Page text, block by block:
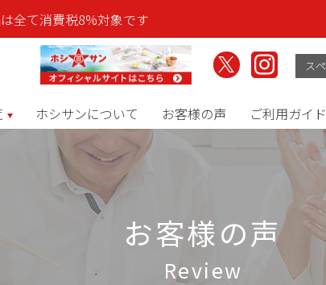
全て消費税8%対象です
ホシサンについて お客様の声 ご利用ガイド
お客様の声
review